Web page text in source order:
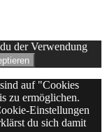
der Verwendung
auf "Cookies
zu ermöglichen.
Einstellungen
du sich damit